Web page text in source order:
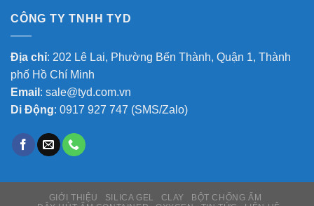
CÔNG TY TNHH TYD
Địa chỉ: 202 Lê Lai, Phường Bến Thành, Quận 1, Thành
phố Hồ Chí Minh
Email : sale@tyd.com.vn
Di Động: 0917 927 747 (SMS/Zalo)
GIỚI THIỆU SILICA GEL CLAY
BỘT CHỐNG ẨM